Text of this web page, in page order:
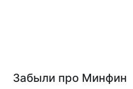
Забыли про Минфин